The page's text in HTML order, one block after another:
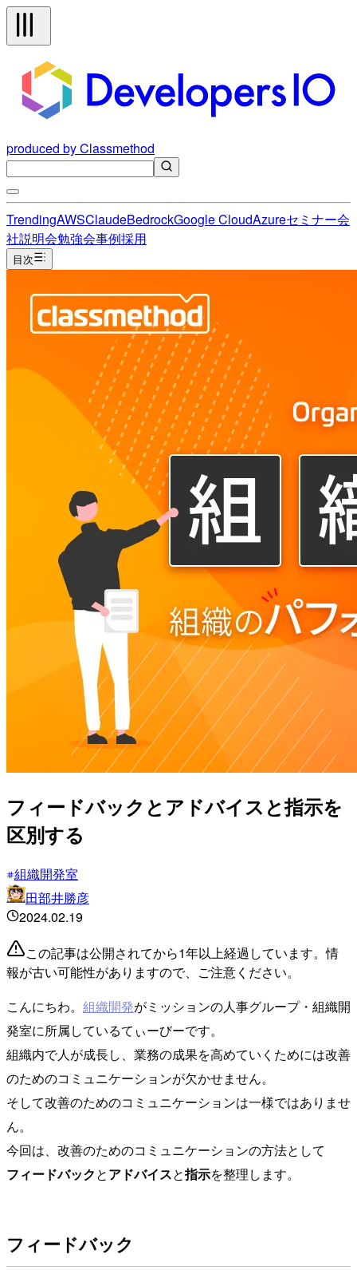
produced by Classmethod
TrendingAWSClaudeBedrockGoogle CloudAzureセミナー会
社説明会勉強会事例採用
目次
フィードバックとアドバイスと指示を
区別する
組織開発室
田部井勝彦
2024.02.19
この記事は公開されてから1年以上経過しています。情
報が古い可能性がありますので、ご注意ください。
こんにちわ。 組織開発がミッションの人事グループ・組織開
発室に所属しているてぃーびーです。
組織内で人が成長し、業務の成果を高めていくためには改善
のためのコミュニケーションが欠かせません。
そして改善のためのコミュニケーションは一様ではありませ
ん。
今回は、改善のためのコミュニケーションの方法として
フィードバックとアドバイスと指示を整理します。
フィードバック